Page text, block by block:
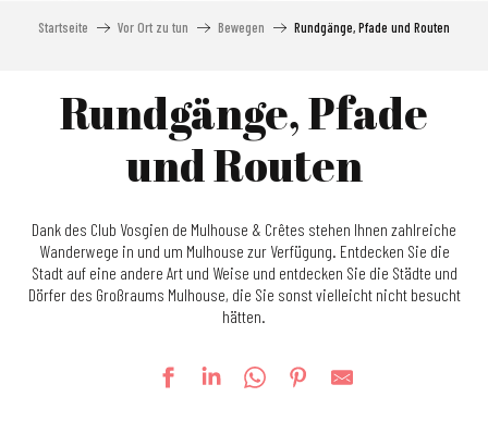
Startseite Vor Ort zu tun Bewegen Rundgänge, Pfade und Routen
Rundgänge, Pfade
und Routen
Dank des Club Vosgien de Mulhouse & Crêtes stehen Ihnen zahlreiche
Wanderwege in und um Mulhouse zur Verfügung. Entdecken Sie die
Stadt auf eine andere Art und Weise und entdecken Sie die Städte und
Dörfer des Großraums Mulhouse, die Sie sonst vielleicht nicht besucht
hätten.